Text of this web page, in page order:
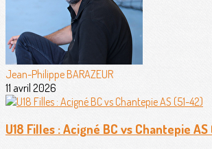
Jean-Philippe BARAZEUR
11 avril 2026
U18 Filles : Acigné BC vs Chantepie